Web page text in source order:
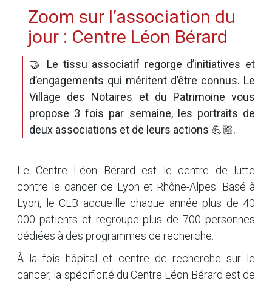
Zoom sur l’association du
jour : Centre Léon Bérard
🤝 Le tissu associatif regorge d’initiatives et
d’engagements qui méritent d’être connus. Le
Village des Notaires et du Patrimoine vous
propose 3 fois par semaine, les portraits de
deux associations et de leurs actions 💪🏼.
Le Centre Léon Bérard est le centre de lutte
contre le cancer de Lyon et Rhône-Alpes. Basé à
Lyon, le CLB accueille chaque année plus de 40
000 patients et regroupe plus de 700 personnes
dédiées à des programmes de recherche.
À la fois hôpital et centre de recherche sur le
cancer, la spécificité du Centre Léon Bérard est de